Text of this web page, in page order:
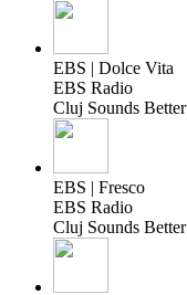
EBS | Dolce Vita
EBS Radio
Cluj Sounds Better
EBS | Fresco
EBS Radio
Cluj Sounds Better